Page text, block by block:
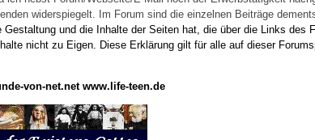
widerspiegelt. Im Forum sind die einzelnen Beiträge
und die Inhalte der Seiten hat, die über die Links des
nicht zu Eigen. Diese Erklärung gilt für alle auf dieser
von-net.net www.life-teen.de